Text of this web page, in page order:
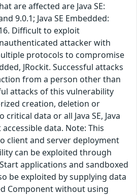
are affected are Java SE:
9.0.1; Java SE Embedded:
Difficult to exploit
attacker with
protocols to compromise
JRockit. Successful attacks
from a person other than
attacks of this vulnerability
creation, deletion or
data or all Java SE, Java
accessible data. Note: This
client and server deployment
can be exploited through
applications and sandboxed
be exploited by supplying data
Component without using